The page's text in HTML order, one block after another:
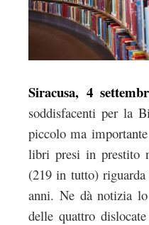
Siracusa, 4
soddisfacenti per la
piccolo ma
libri presi in prestito
(219 in tutto)
anni. Ne dà notizia
delle quattro